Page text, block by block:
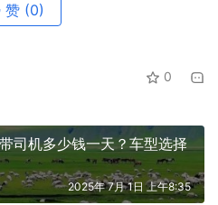
赞 (0)
0
司机多少钱一天？车型选择
2025年 7月 1日 上午8:35